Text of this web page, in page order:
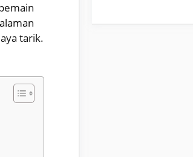
tarik.